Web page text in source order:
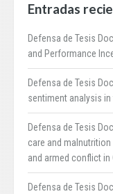
Entradas
Defensa de Tesis
and Performance
Defensa de Tesis
sentiment analysis
Defensa de Tesis
care and
and armed conflict in
Defensa de Tesis